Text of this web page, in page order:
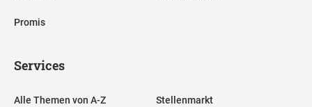
Promis
Services
Alle Themen von A-Z Stellenmarkt